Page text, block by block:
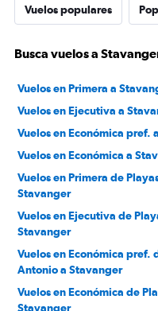
Vuelos populares
Busca vuelos a
Vuelos en Primera a
Vuelos en Ejecutiva a
Vuelos en Económica pref.
Vuelos en Económica a
Vuelos en Primera de
Stavanger
Vuelos en Ejecutiva de
Stavanger
Vuelos en Económica pref.
Antonio a Stavanger
Vuelos en Económica de
Stavanger